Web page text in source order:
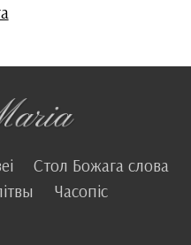
Стол Божага слова
Часопіс